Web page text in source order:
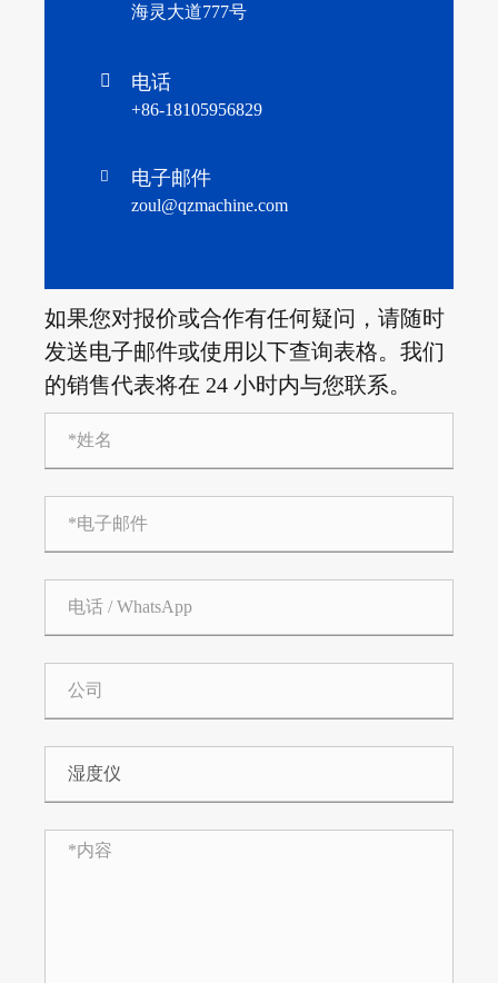
海灵大道777号
 电话
+86-18105956829
 电子邮件
zoul@qzmachine.com
如果您对报价或合作有任何疑问，请随时
发送电子邮件或使用以下查询表格。我们
的销售代表将在 24 小时内与您联系。